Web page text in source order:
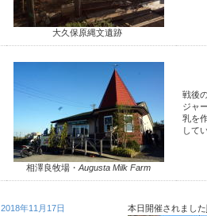
大久保原縄文遺跡
相澤良牧場・ Augusta Milk Farm
戦後
ジャ
乳を
して
2018年11月17日 本日開催されました